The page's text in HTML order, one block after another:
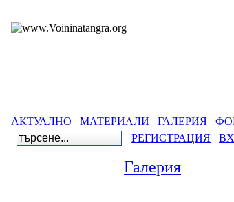
АКТУАЛНО МАТЕРИАЛИ ГАЛЕРИЯ
РЕГИСТРАЦИЯ
Галерия